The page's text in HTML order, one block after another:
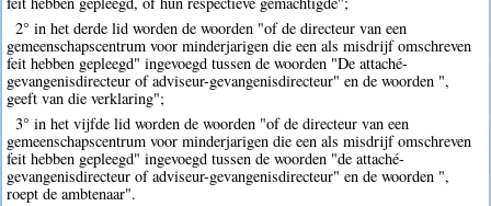
2° in het derde lid worden de woorden "of de directeur van een
gemeenschapscentrum voor minderjarigen die een als misdrijf omschreven
feit hebben gepleegd" ingevoegd tussen de woorden "De attaché-
gevangenisdirecteur of adviseur-gevangenisdirecteur" en de woorden ",
geeft van die verklaring";
3° in het vijfde lid worden de woorden "of de directeur van een
gemeenschapscentrum voor minderjarigen die een als misdrijf omschreven
feit hebben gepleegd" ingevoegd tussen de woorden "de attaché-
gevangenisdirecteur of adviseur-gevangenisdirecteur" en de woorden ",
roept de ambtenaar".